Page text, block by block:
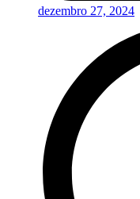
dezembro 27, 2024